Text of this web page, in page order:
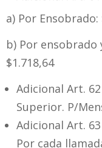
a) Por Ensobrado:
b) Por ensobrado
$1.718,64
Adicional Art.
Superior. P/
Adicional Art.
Por cada